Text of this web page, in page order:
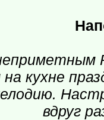
кухне
вдруг